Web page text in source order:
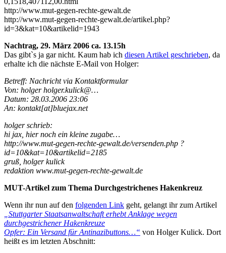
http://www.mut-gegen-rechte-gewalt.de
http://www.mut-gegen-rechte-gewalt.de/artikel.php?
id=3&kat=10&artikelid=1943
Nachtrag, 29. März 2006 ca. 13.15h
Das gibt`s ja gar nicht. Kaum hab ich diesen Artikel geschrieben, da
erhalte ich die nächste E-Mail von Holger:
Betreff: Nachricht via Kontaktformular
Von: holger holger.kulick@…
Datum: 28.03.2006 23:06
An: kontakt[at]bluejax.net
holger schrieb:
hi jax, hier noch ein kleine zugabe…
http://www.mut-gegen-rechte-gewalt.de/versenden.php ?
id=10&kat=10&artikelid=2185
gruß, holger kulick
redaktion www.mut-gegen-rechte-gewalt.de
MUT-Artikel zum Thema Durchgestrichenes Hakenkreuz
Wenn ihr nun auf den folgenden Link geht, gelangt ihr zum Artikel
„Stuttgarter Staatsanwaltschaft erhebt Anklage wegen
durchgestrichener Hakenkreuze
Opfer: Ein Versand für Antinazibuttons…“ von Holger Kulick. Dort
heißt es im letzten Abschnitt: